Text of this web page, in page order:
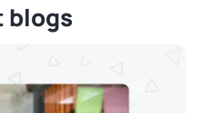
blogs